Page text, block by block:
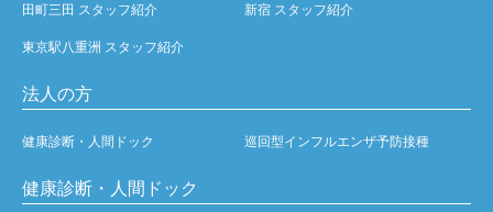
田町三田 スタッフ紹介 新宿 スタッフ紹介
東京駅八重洲 スタッフ紹介
法人の方
健康診断・人間ドック 巡回型インフルエンザ予防接種
健康診断・人間ドック